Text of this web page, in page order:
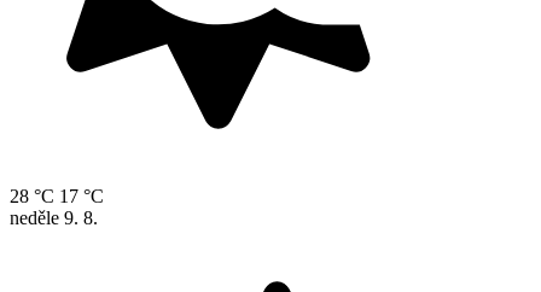
28 °C 17 °C
neděle 9. 8.